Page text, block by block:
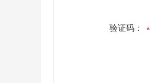
验证码：